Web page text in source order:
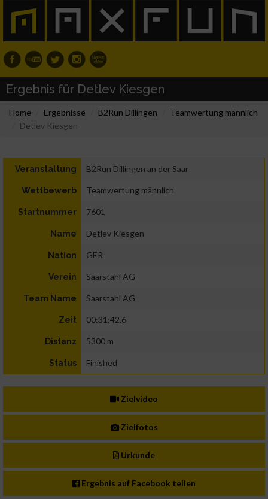
Ergebnis für Detlev Kiesgen
Home Ergebnisse B2Run Dillingen
Teamwertung männlich
Detlev Kiesgen
Veranstaltung B2Run Dillingen an der Saar
Wettbewerb Teamwertung männlich
Startnummer 7601
Name Detlev Kiesgen
Nation GER
Verein Saarstahl AG
Team Name Saarstahl AG
Zeit 00:31:42.6
Distanz 5300 m
Status Finished
Zielvideo
Zielfotos
Urkunde
Ergebnis auf Facebook teilen